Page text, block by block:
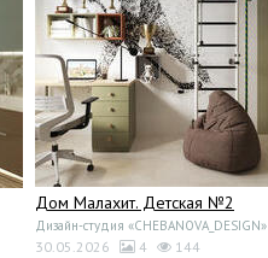
Дом Малахит. Детская №2
Дизайн-студия «CHEBANOVA_DESIGN»
30.05.2026 4 144